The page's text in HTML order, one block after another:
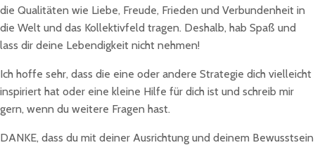
die Qualitäten wie Liebe, Freude, Frieden und Verbundenheit in
die Welt und das Kollektivfeld tragen. Deshalb, hab Spaß und
lass dir deine Lebendigkeit nicht nehmen!
Ich hoffe sehr, dass die eine oder andere Strategie dich vielleicht
inspiriert hat oder eine kleine Hilfe für dich ist und schreib mir
gern, wenn du weitere Fragen hast.
DANKE, dass du mit deiner Ausrichtung und deinem Bewusstsein